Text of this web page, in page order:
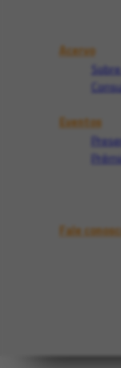
Acervo
Eventos
Fale